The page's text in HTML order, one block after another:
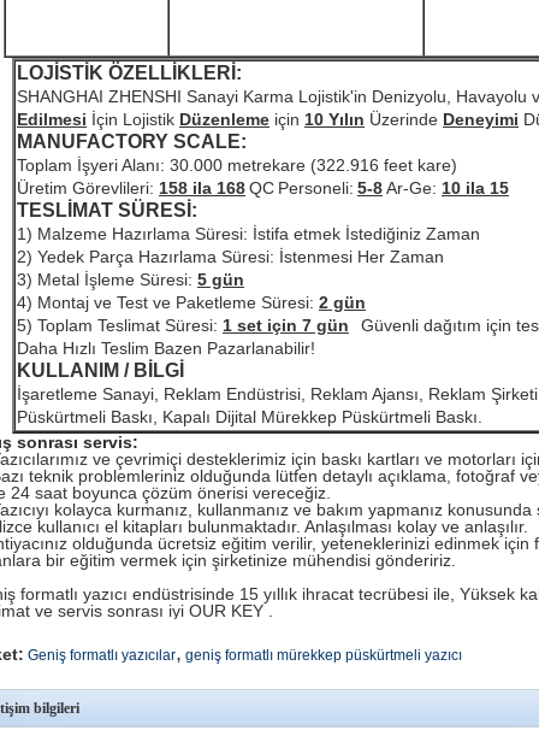
LOJİSTİK ÖZELLİKLERİ:
SHANGHAI ZHENSHI Sanayi Karma Lojistik'in Denizyolu, Havayolu
Edilmesi İçin Lojistik Düzenleme için 10 Yılın Üzerinde Deneyimi
MANUFACTORY SCALE:
Toplam İşyeri Alanı: 30.000 metrekare (322.916 feet kare)
Üretim Görevlileri: 158 ila 168QC Personeli: 5-8Ar-Ge: 10 ila 15
TESLİMAT SÜRESİ:
1) Malzeme Hazırlama Süresi: İstifa etmek İstediğiniz Zaman
2) Yedek Parça Hazırlama Süresi: İstenmesi Her Zaman
3) Metal İşleme Süresi: 5 gün
4) Montaj ve Test ve Paketleme Süresi: 2 gün
5) Toplam Teslimat Süresi: 1 set için 7 gün
Güvenli dağıtım için
Daha Hızlı Teslim Bazen Pazarlanabilir!
KULLANIM / BİLGİ
İşaretleme Sanayi, Reklam Endüstrisi, Reklam Ajansı, Reklam
Püskürtmeli Baskı, Kapalı Dijital Mürekkep Püskürtmeli Baskı.
sonrası servis:
ve çevrimiçi desteklerimiz için baskı kartları ve motorları
teknik problemleriniz olduğunda lütfen detaylı açıklama, fotoğraf
24 saat boyunca çözüm önerisi vereceğiz.
kolayca kurmanız, kullanmanız ve bakım yapmanız
kullanıcı el kitapları bulunmaktadır. Anlaşılması kolay ve anlaşılır.
olduğunda ücretsiz eğitim verilir, yeteneklerinizi edinmek için
bir eğitim vermek için şirketinize mühendisi göndeririz.
formatlı yazıcı endüstrisinde 15 yıllık ihracat tecrübesi ile, Yüksek
ve servis sonrası iyi OUR KEY
Geniş formatlı yazıcılar, geniş formatlı mürekkep püskürtmeli yazıcı
bilgileri